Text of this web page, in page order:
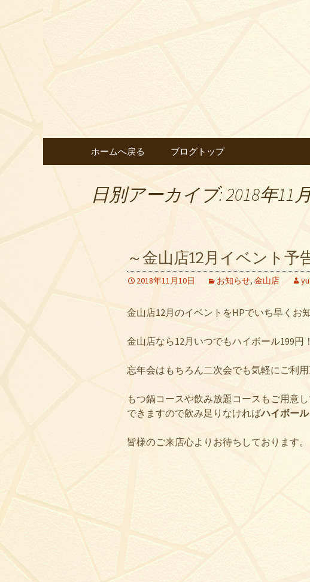
天白区平針
コンテンツへ移動
ホームへ戻る ブログトップ
日別アーカイブ: 2018年11
～金山店12月イベント予
2018年11月10日 お知らせ, 金山店
金山店12月のイベントをHPでいち早くお
金山店なら12月いつでもハイボール199円
忘年会はもちろん二次会でも気軽にご利用
もつ鍋コースや飲み放題コースもご用意
できますので飲み足りなければハイボール
皆様のご来店心よりお待ちしております。